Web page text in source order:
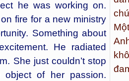
he was working on.
fire for a new ministry
Something about
He radiated
She just couldn’t stop
object of her passion.